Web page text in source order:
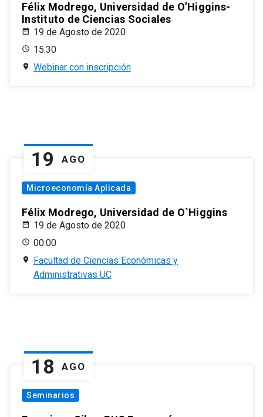
Félix Modrego, Universidad de O’Higgins-
Instituto de Ciencias Sociales
19 de Agosto de 2020
15:30
Webinar con inscripción
19 AGO
Microeconomía Aplicada
Félix Modrego, Universidad de O`Higgins
19 de Agosto de 2020
00:00
Facultad de Ciencias Económicas y
Administrativas UC
18 AGO
Seminarios